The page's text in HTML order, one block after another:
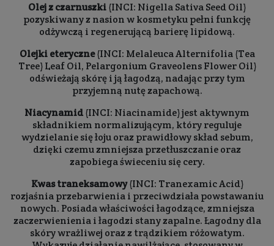
Olej z czarnuszki(INCI: Nigella Sativa Seed Oil)
pozyskiwany z nasion w kosmetyku pełni funkcję
odżywczą i regenerującą barierę lipidową.
Olejki eteryczne(INCI: Melaleuca Alternifolia (Tea
Tree) Leaf Oil, Pelargonium Graveolens Flower Oil)
odświeżają skórę i ją łagodzą, nadając przy tym
przyjemną nutę zapachową.
Niacynamid(INCI: Niacinamide) jest aktywnym
składnikiem normalizującym, który reguluje
wydzielanie się łoju oraz prawidłowy skład sebum,
dzięki czemu zmniejsza przetłuszczanie oraz
zapobiega świeceniu się cery.
Kwas traneksamowy(INCI: Tranexamic Acid)
rozjaśnia przebarwienia i przeciwdziała powstawaniu
nowych. Posiada właściwości łagodzące, zmniejsza
zaczerwienienia i łagodzi stany zapalne. Łagodny dla
skóry wrażliwej oraz z trądzikiem różowatym.